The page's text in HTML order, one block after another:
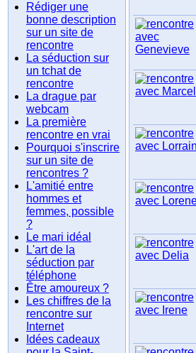
Rédiger une
bonne description
sur un site de
rencontre
La séduction sur
un tchat de
rencontre
La drague par
webcam
La première
rencontre en vrai
Pourquoi s'inscrire
sur un site de
rencontres ?
L'amitié entre
hommes et
femmes, possible
?
Le mari idéal
L'art de la
séduction par
téléphone
Être amoureux ?
Les chiffres de la
rencontre sur
Internet
Idées cadeaux